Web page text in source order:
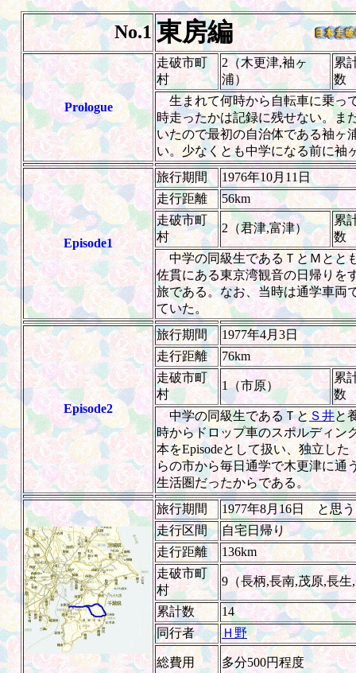
No.1 東房編
Prologue
走破市町
村
2（木更津,袖ヶ
浦）
累
数
生まれて何時から自転車に乗っ
時走ったかは記録に残せない。ま
いたので最初の自治体である袖ヶ
い。少なくとも中学になる前に袖
Episode1
旅行期間
1976年10月11日
走行距離
56km
走破市町
村
2（君津,富津）
累
数
中学の同級生であるＴとＭとと
佐貫にある東京湾観音の日帰りを
旅である。なお、当時は通学車両
ていた。
Episode2
旅行期間
1977年4月3日
走行距離
76km
走破市町
村
1（市原）
累
数
中学の同級生であるＴと Ｓ井と
時からドロップ車のスポルディン
本をEpisodeとして扱い、独立し
らの市から毎日通学で木更津に通
生活圏だったからである。
旅行期間
1977年8月16日 と思う
走行区間
自宅日帰り
走行距離
136km
走破市町
村
9（長柄,長南,茂原,長
累計数
14
同行者
Ｈ野
総費用 多分500円程度